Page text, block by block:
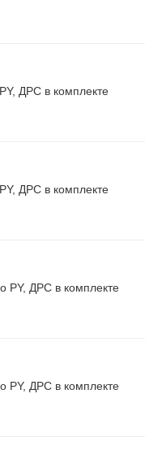
ДРС в комплекте
ДРС в комплекте
PY, ДРС в комплекте
PY, ДРС в комплекте